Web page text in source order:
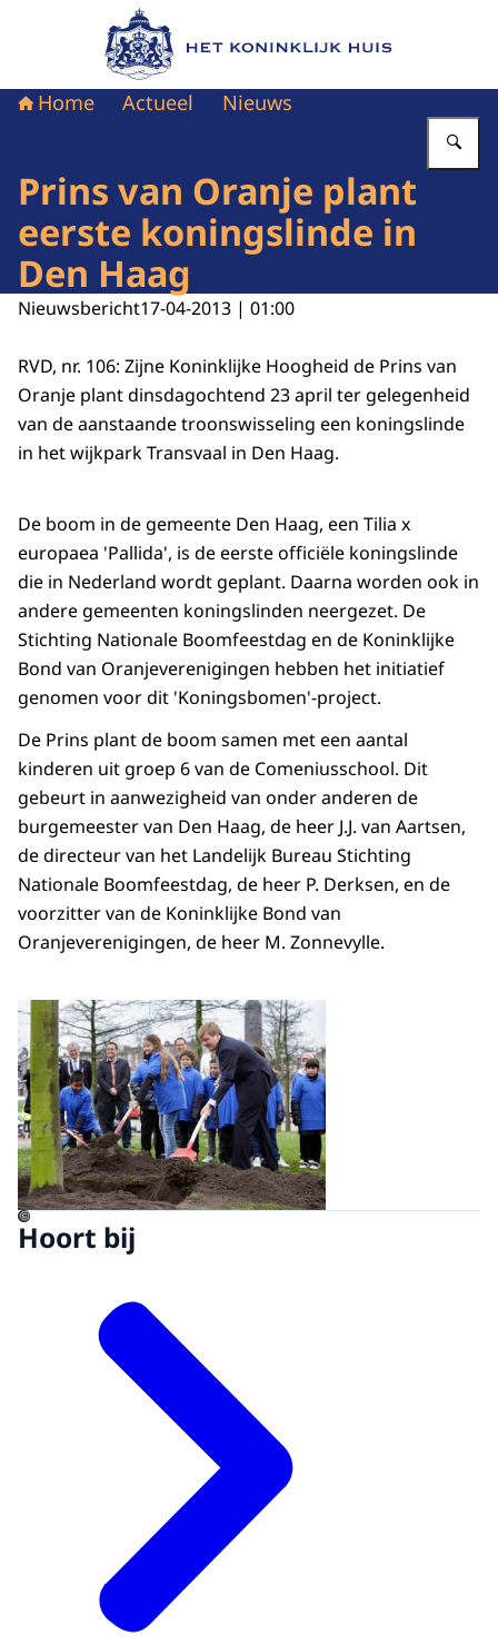
Naar de homepage van Het Koninklijk Huis
Home Actueel Nieuws
Prins van Oranje plant
eerste koningslinde in
Den Haag
Nieuwsbericht17-04-2013 | 01:00
RVD, nr. 106: Zijne Koninklijke Hoogheid de Prins van
Oranje plant dinsdagochtend 23 april ter gelegenheid
van de aanstaande troonswisseling een koningslinde
in het wijkpark Transvaal in Den Haag.
De boom in de gemeente Den Haag, een Tilia x
europaea 'Pallida', is de eerste officiële koningslinde
die in Nederland wordt geplant. Daarna worden ook in
andere gemeenten koningslinden neergezet. De
Stichting Nationale Boomfeestdag en de Koninklijke
Bond van Oranjeverenigingen hebben het initiatief
genomen voor dit 'Koningsbomen'-project.
De Prins plant de boom samen met een aantal
kinderen uit groep 6 van de Comeniusschool. Dit
gebeurt in aanwezigheid van onder anderen de
burgemeester van Den Haag, de heer J.J. van Aartsen,
de directeur van het Landelijk Bureau Stichting
Nationale Boomfeestdag, de heer P. Derksen, en de
voorzitter van de Koninklijke Bond van
Oranjeverenigingen, de heer M. Zonnevylle.
Open de galerij in vergrote
©
Hoort bij